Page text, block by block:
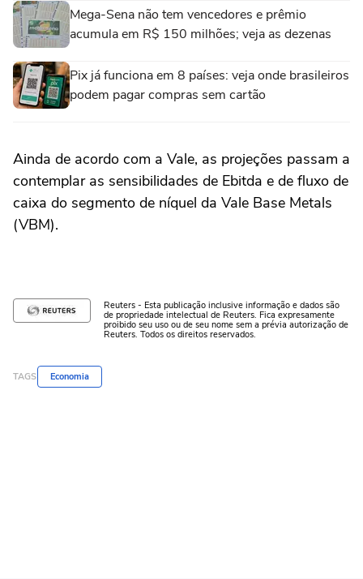
Mega-Sena não tem vencedores e prêmio
acumula em R$ 150 milhões; veja as dezenas
Pix já funciona em 8 países: veja onde brasileiros
podem pagar compras sem cartão
Ainda de acordo com a Vale, as projeções passam a
contemplar as sensibilidades de Ebitda e de fluxo de
caixa do segmento de níquel da Vale Base Metals
(VBM).
Reuters - Esta publicação inclusive informação e dados são
de propriedade intelectual de Reuters. Fica expresamente
proibido seu uso ou de seu nome sem a prévia autorização de
Reuters. Todos os direitos reservados.
TAGS Economia